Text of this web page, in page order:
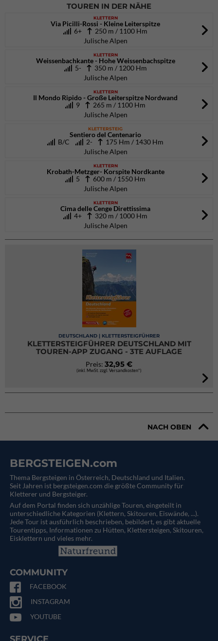
TOUREN IN DER NÄHE
KLETTERN
Via Picilli-Rossi - Kleine Leiterspitze
6+
250 m / 1100 Hm
Julische Alpen
KLETTERN
Weissenbachkante - Hohe Weissenbachspitze
5- 350 m / 1200 Hm
Julische Alpen
KLETTERN
Il Mondo Ripido - Große Leiterspitze Nordwand
9
265 m / 1100 Hm
Julische Alpen
KLETTERSTEIG
Sentiero del Centenario
B/C
2-
175 Hm / 1430 Hm
Julische Alpen
KLETTERN
Krobath-Metzger- Korspite Nordkante
5
600 m / 1550 Hm
Julische Alpen
KLETTERN
Cima delle Cenge Direttissima
4+
320 m / 1000 Hm
Julische Alpen
DEUTSCHLAND | KLETTERSTEIGFÜHRER
KLETTERSTEIGFÜHRER DEUTSCHLAND MIT
TOUREN-APP ZUGANG - 3TE AUFLAGE
Preis: 32,95 €
(inkl. MwSt. zzgl. Versandkosten*)
NACH OBEN
BERGSTEIGEN.com
Thema Bergsteigen in Österreich, Deutschland und Italien.
Seit Jahren ist bergsteigen.com die größte Community für
Kletterer und Bergsteiger.
Auf dem Portal finden sich unzählige Touren, eingeteilt in
unterschiedliche Kategorien (Klettern, Skitouren, Eiswände, ...).
Jede Tour ist ausführlich beschrieben, bebildert, es gibt aktuelle
Tourentipps, Informationen zu Hütten, Klettersteigen, Skitouren,
Eisklettern und vieles mehr.
COMMUNITY
FACEBOOK
INSTAGRAM
YOUTUBE